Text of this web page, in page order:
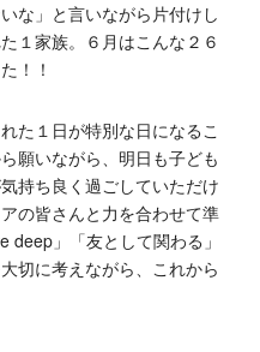
な」と言いながら片付けし
１家族。６月はこんな２６
！！
た１日が特別な日になるこ
願いながら、明日も子ども
持ち良く過ごしていただけ
の皆さんと力を合わせて準
deep」「友として関わる」
切に考えながら、これから